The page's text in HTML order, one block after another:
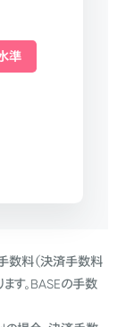
準
数料（決済手数料
す。BASEの手数